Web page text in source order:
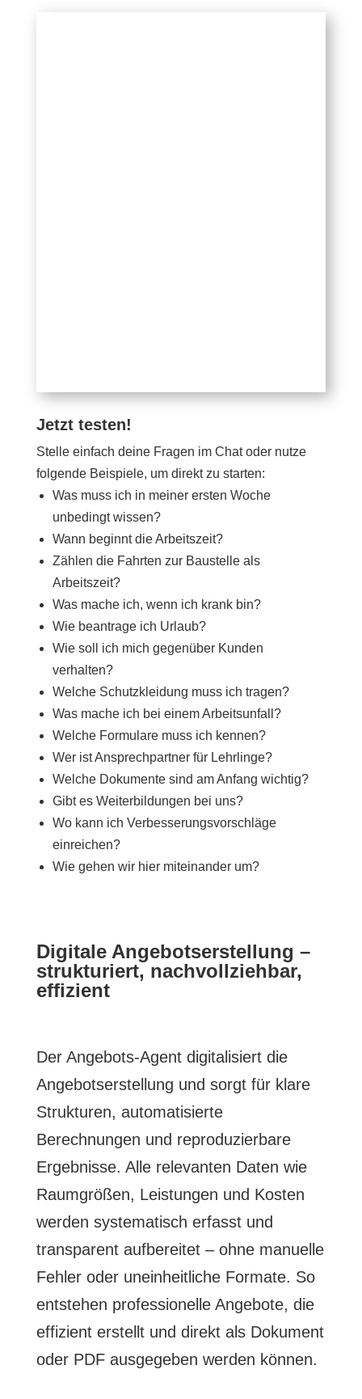
Jetzt testen!
Stelle einfach deine Fragen im Chat oder nutze
folgende Beispiele, um direkt zu starten:
Was muss ich in meiner ersten Woche
unbedingt wissen?
Wann beginnt die Arbeitszeit?
Zählen die Fahrten zur Baustelle als
Arbeitszeit?
Was mache ich, wenn ich krank bin?
Wie beantrage ich Urlaub?
Wie soll ich mich gegenüber Kunden
verhalten?
Welche Schutzkleidung muss ich tragen?
Was mache ich bei einem Arbeitsunfall?
Welche Formulare muss ich kennen?
Wer ist Ansprechpartner für Lehrlinge?
Welche Dokumente sind am Anfang wichtig?
Gibt es Weiterbildungen bei uns?
Wo kann ich Verbesserungsvorschläge
einreichen?
Wie gehen wir hier miteinander um?
Digitale Angebotserstellung –
strukturiert, nachvollziehbar,
effizient
Der Angebots-Agent digitalisiert die
Angebotserstellung und sorgt für klare
Strukturen, automatisierte
Berechnungen und reproduzierbare
Ergebnisse. Alle relevanten Daten wie
Raumgrößen, Leistungen und Kosten
werden systematisch erfasst und
transparent aufbereitet – ohne manuelle
Fehler oder uneinheitliche Formate. So
entstehen professionelle Angebote, die
effizient erstellt und direkt als Dokument
oder PDF ausgegeben werden können.